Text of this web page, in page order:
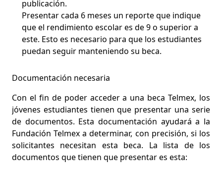
publicación.
Presentar cada 6 meses un reporte que indique
que el rendimiento escolar es de 9 o superior a
este. Esto es necesario para que los estudiantes
puedan seguir manteniendo su beca.
Documentación necesaria
Con el fin de poder acceder a una beca Telmex, los
jóvenes estudiantes tienen que presentar una serie
de documentos. Esta documentación ayudará a la
Fundación Telmex a determinar, con precisión, si los
solicitantes necesitan esta beca. La lista de los
documentos que tienen que presentares esta: